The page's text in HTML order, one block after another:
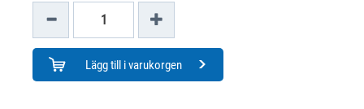
Lägg till i varukorgen